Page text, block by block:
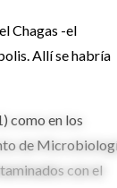
Chagas -el
Allí se habría
como en los
de
con el